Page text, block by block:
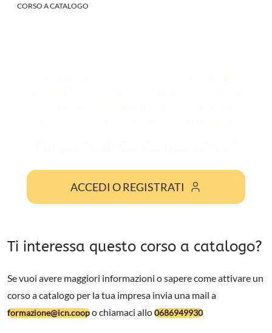
CORSO A CATALOGO
ACCEDI O REGISTRATI
Ti interessa questo corso a catalogo?
Se vuoi avere maggiori informazioni o sapere come attivare un
corso a catalogo per la tua impresa invia una mail a
formazione@icn.coopo chiamaci allo0686949930